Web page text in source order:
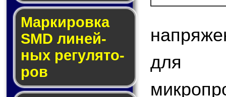
Маркировка
SMD ли­ней­
ных ре­гу­ля­то­
ров
для